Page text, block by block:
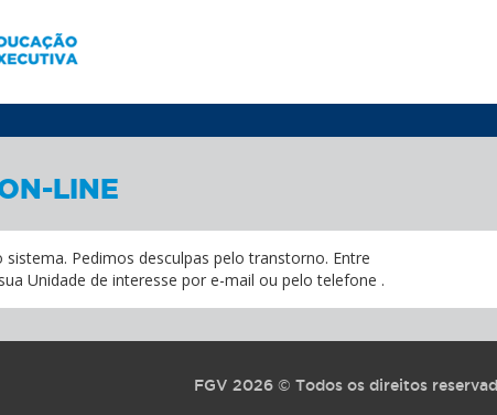
LINE
Pedimos desculpas pelo transtorno. Entre
Unidade de interesse por e-mail ou pelo telefone .
FGV 2026 © Todos os direitos